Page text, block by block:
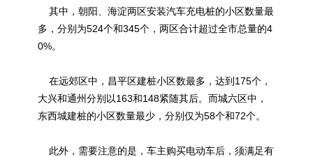
其中，朝阳、海淀两区安装汽车充电桩的小区数量最
多，分别为524个和345个，两区合计超过全市总量的4
0%。
在远郊区中，昌平区建桩小区数最多，达到175个，
大兴和通州分别以163和148紧随其后。而城六区中，
东西城建桩的小区数量最少，分别仅为58个和72个。
此外，需要注意的是，车主购买电动车后，须满足有